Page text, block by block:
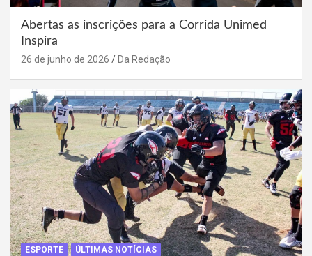
Abertas as inscrições para a Corrida Unimed
Inspira
26 de junho de 2026 Da Redação
ESPORTE ÚLTIMAS NOTÍCIAS